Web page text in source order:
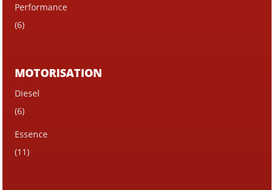
Performance
(6)
MOTORISATION
Diesel
(6)
Essence
(11)